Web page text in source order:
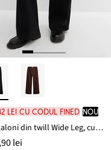
lei cu codul FINED nou
Pantaloni din twill Wide Leg, cu talie înaltă
lei